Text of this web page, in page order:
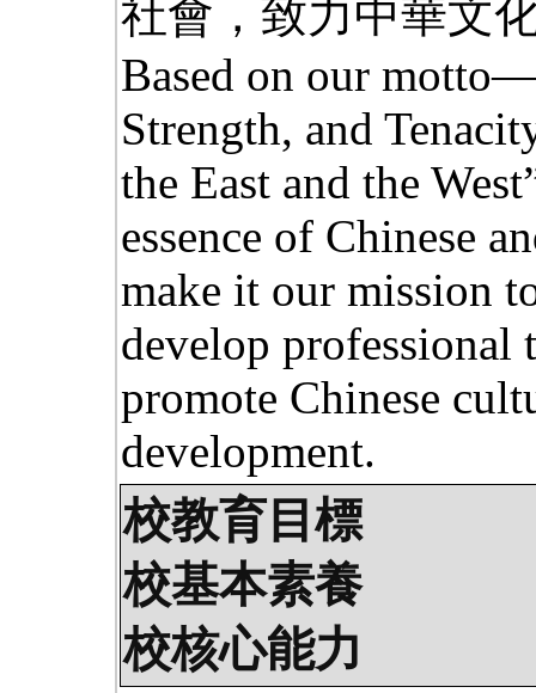
社會，致力中華文
Based on our
Strength, and
the East and the
essence of Chinese
make it our mission
develop professional
promote Chinese
development.
校教育目標
校基本素養
校核心能力